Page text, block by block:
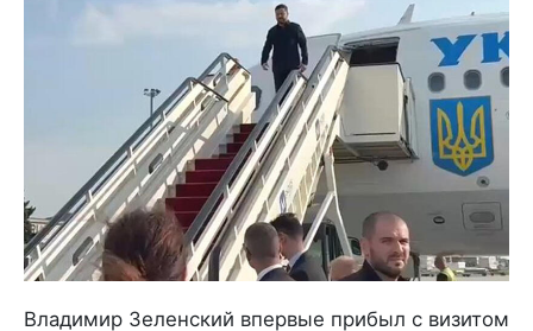
Владимир Зеленский впервые прибыл с визитом